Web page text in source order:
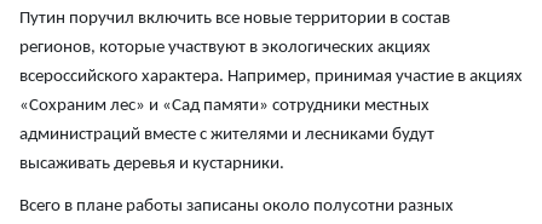
Путин поручил включить все новые территории в состав
регионов, которые участвуют в экологических акциях
всероссийского характера. Например, принимая участие в акциях
«Сохраним лес» и «Сад памяти» сотрудники местных
администраций вместе с жителями и лесниками будут
высаживать деревья и кустарники.
Всего в плане работы записаны около полусотни разных